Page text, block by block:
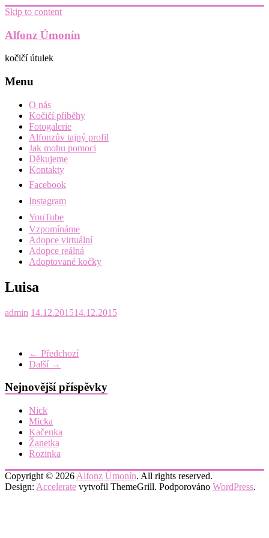
Skip to content
Alfonz Úmonín
kočičí útulek
Menu
O nás
Kočičí příběhy
Fotogalerie
Alfonzův tajný profil
Jak mohu pomoci
Děkujeme
Kontakty
Facebook
Instagram
YouTube
Vzpomínáme
Adopce virtuální
Adopce reálná
Adoptované kočky
Luisa
admin 14.12.201514.12.2015
← Předchozí
Další →
Nejnovější příspěvky
Nick
Micka
Kačenka
Žanetka
Rozinka
Copyright © 2026 Alfonz Úmonín. All rights reserved.
Design: Accelerate vytvořil ThemeGrill. Podporováno WordPress.